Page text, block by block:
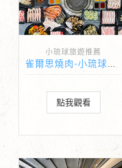
小琉球旅遊推薦
雀爾思燒肉-小琉球最新最強大的燒肉餐廳吃到飽
點我觀看